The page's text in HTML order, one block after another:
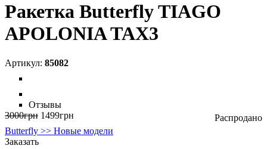
Ракетка Butterfly TIAGO
APOLONIA TAX3
85082
Отзывы
3000грн 1499грн
Butterfly >> Новые модели
Заказать